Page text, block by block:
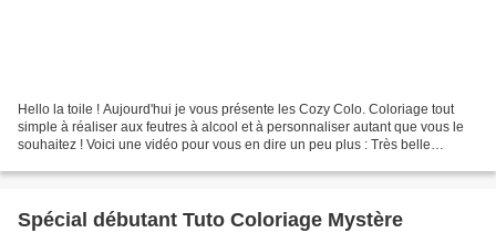
Hello la toile ! Aujourd'hui je vous présente les Cozy Colo. Coloriage tout
simple à réaliser aux feutres à alcool et à personnaliser autant que vous le
souhaitez ! Voici une vidéo pour vous en dire un peu plus : Très belle
Spécial débutant Tuto Coloriage Mystère